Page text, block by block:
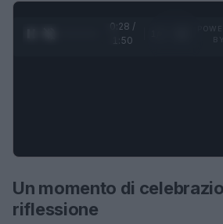
0:28 /
1:50
Un momento di
riflessione